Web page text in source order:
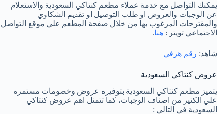
يمكنك التواصل مع خدمة عملاء مطعم كنتاكي السعودية والاستعلام
عن الوجبات والعروض او طلب التوصيل او تقديم الشكاوي
والمقترحات المرغوب بها من خلال صفحة المطعم علي موقع التواصل
الاجتماعي تويتر : هنا.
شاهد: رقم هرفي
عروض كنتاكي السعودية
يتميز مطعم كنتاكي السعودية بتوفيره عروض وخصومات مستمره
علي الكثير من اصناف الوجبات، كما تتمثل اهم عروض كنتاكي
السعودية في التالي :